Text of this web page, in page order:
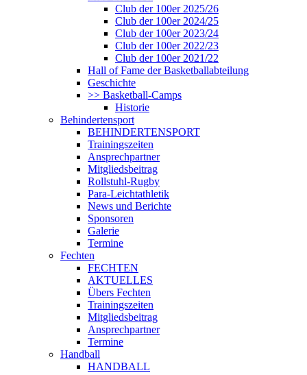
Club der 100er 2025/26
Club der 100er 2024/25
Club der 100er 2023/24
Club der 100er 2022/23
Club der 100er 2021/22
Hall of Fame der Basketballabteilung
Geschichte
>> Basketball-Camps
Historie
Behindertensport
BEHINDERTENSPORT
Trainingszeiten
Ansprechpartner
Mitgliedsbeitrag
Rollstuhl-Rugby
Para-Leichtathletik
News und Berichte
Sponsoren
Galerie
Termine
Fechten
FECHTEN
AKTUELLES
Übers Fechten
Trainingszeiten
Mitgliedsbeitrag
Ansprechpartner
Termine
Handball
HANDBALL